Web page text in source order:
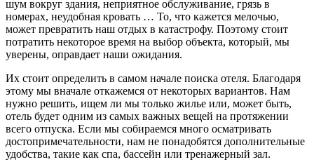
шум вокруг здания, неприятное обслуживание, грязь в
номерах, неудобная кровать … То, что кажется мелочью,
может превратить наш отдых в катастрофу. Поэтому стоит
потратить некоторое время на выбор объекта, который, мы
уверены, оправдает наши ожидания.
Их стоит определить в самом начале поиска отеля. Благодаря
этому мы вначале откажемся от некоторых вариантов. Нам
нужно решить, ищем ли мы только жилье или, может быть,
отель будет одним из самых важных вещей на протяжении
всего отпуска. Если мы собираемся много осматривать
достопримечательности, нам не понадобятся дополнительные
удобства, такие как спа, бассейн или тренажерный зал.